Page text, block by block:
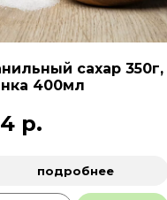
сахар 350г,
400мл
р.
подробнее